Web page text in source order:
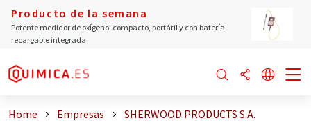
Producto de la semana
Potente medidor de oxígeno: compacto, portátil y con batería
recargable integrada
Home Empresas SHERWOOD PRODUCTS S.A.